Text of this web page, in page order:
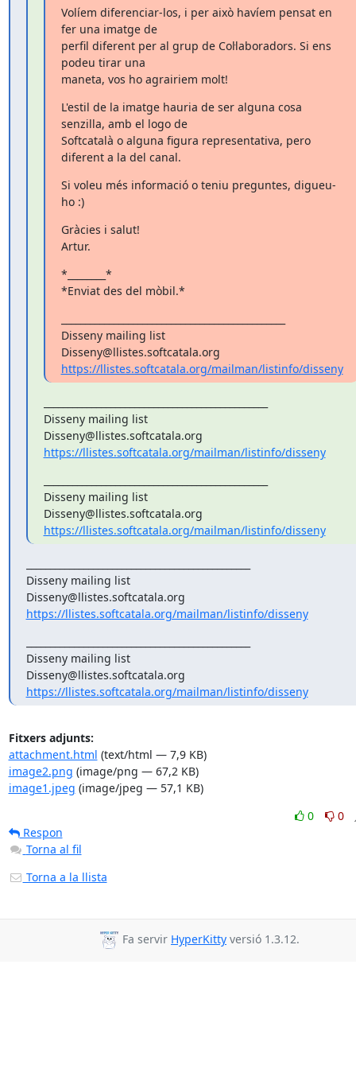
Volíem diferenciar-los, i per això havíem pensat en
fer una imatge de
perfil diferent per al grup de Col·laboradors. Si ens
podeu tirar una
maneta, vos ho agrairiem molt!
L'estil de la imatge hauria de ser alguna cosa
senzilla, amb el logo de
Softcatalà o alguna figura representativa, pero
diferent a la del canal.
Si voleu més informació o teniu preguntes, digueu-
ho :)
Gràcies i salut!
Artur.
*________*
*Enviat des del mòbil.*
Disseny mailing list
https://llistes.softcatala.org/mailman/listinfo/disseny
Disseny mailing list
https://llistes.softcatala.org/mailman/listinfo/disseny
Disseny mailing list
https://llistes.softcatala.org/mailman/listinfo/disseny
Disseny mailing list
https://llistes.softcatala.org/mailman/listinfo/disseny
Disseny mailing list
https://llistes.softcatala.org/mailman/listinfo/disseny
Fitxers adjunts:
attachment.html (text/html — 7,9 KB)
image2.png (image/png — 67,2 KB)
image1.jpeg (image/jpeg — 57,1 KB)
0
0
Respon
Torna al fil
Torna a la llista
Fa servir HyperKitty versió 1.3.12.